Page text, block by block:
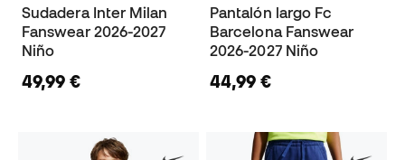
Sudadera Inter Milan
Fanswear 2026-2027
Niño
49,99 €
Pantalón largo Fc
Barcelona Fanswear
2026-2027 Niño
44,99 €